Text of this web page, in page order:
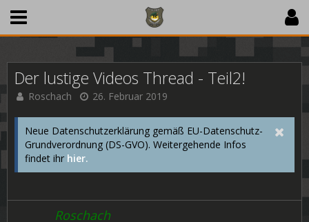
Der lustige Videos Thread - Teil2!
Roschach 26. Februar 2019
Neue Datenschutzerklärung gemäß EU-Datenschutz-
Grundverordnung (DS-GVO). Weitergehende Infos
findet ihr hier.
Roschach